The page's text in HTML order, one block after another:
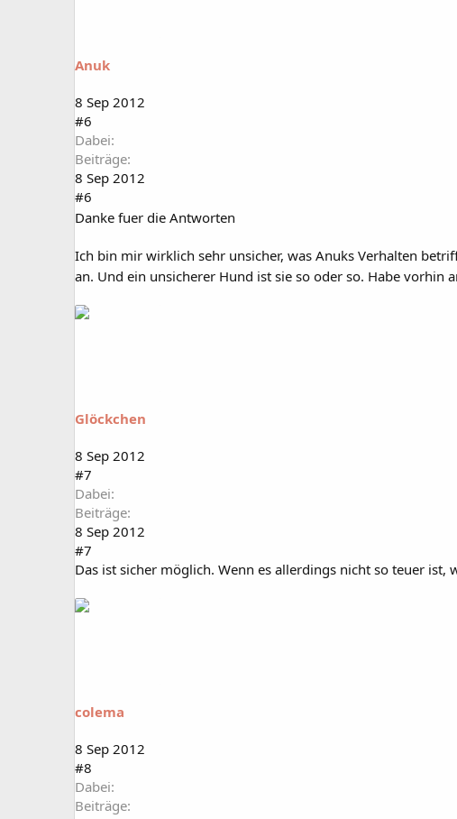
Anuk
8 Sep 2012
#6
Dabei
Beiträge
8 Sep 2012
#6
Danke fuer die Antworten
Ich bin mir wirklich sehr unsicher, was Anuks Verhalten
an. Und ein unsicherer Hund ist sie so oder so. Habe vorhin
Glöckchen
8 Sep 2012
#7
Dabei
Beiträge
8 Sep 2012
#7
Das ist sicher möglich. Wenn es allerdings nicht so teuer ist,
colema
8 Sep 2012
#8
Dabei
Beiträge